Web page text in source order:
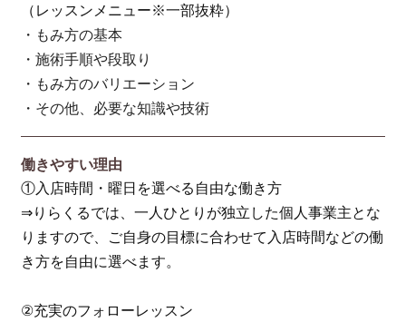
（レッスンメニュー※一部抜粋）
・もみ方の基本
・施術手順や段取り
・もみ方のバリエーション
・その他、必要な知識や技術
働きやすい理由
①入店時間・曜日を選べる自由な働き方
⇒りらくるでは、一人ひとりが独立した個人事業主とな
りますので、ご自身の目標に合わせて入店時間などの働
き方を自由に選べます。
②充実のフォローレッスン